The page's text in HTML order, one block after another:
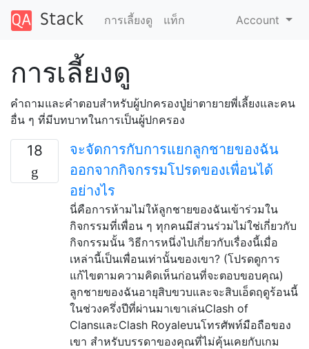
การเลี้ยงดู แท็ก Account
การเลี้ยงดู
คำถามและคำตอบสำหรับผู้ปกครองปู่ย่าตายายพี่เลี้ยงและคน
อื่น ๆ ที่มีบทบาทในการเป็นผู้ปกครอง
18
จะจัดการกับการแยกลูกชายของฉัน
ออกจากกิจกรรมโปรดของเพื่อนได้
อย่างไร
นี่คือการห้ามไม่ให้ลูกชายของฉันเข้าร่วมใน
กิจกรรมที่เพื่อน ๆ ทุกคนมีส่วนร่วมไม่ใช่เกี่ยวกับ
กิจกรรมนั้น วิธีการหนึ่งไปเกี่ยวกับเรื่องนี้เมื่อ
เหล่านี้เป็นเพื่อนเท่านั้นของเขา? (โปรดดูการ
แก้ไขตามความคิดเห็นก่อนที่จะตอบขอบคุณ)
ลูกชายของฉันอายุสิบขวบและจะสิบเอ็ดฤดูร้อนนี้
ในช่วงครึ่งปีที่ผ่านมาเขาเล่นClash of
ClansและClash Royaleบนโทรศัพท์มือถือของ
เขา สำหรับบรรดาของคุณที่ไม่คุ้นเคยกับเกม